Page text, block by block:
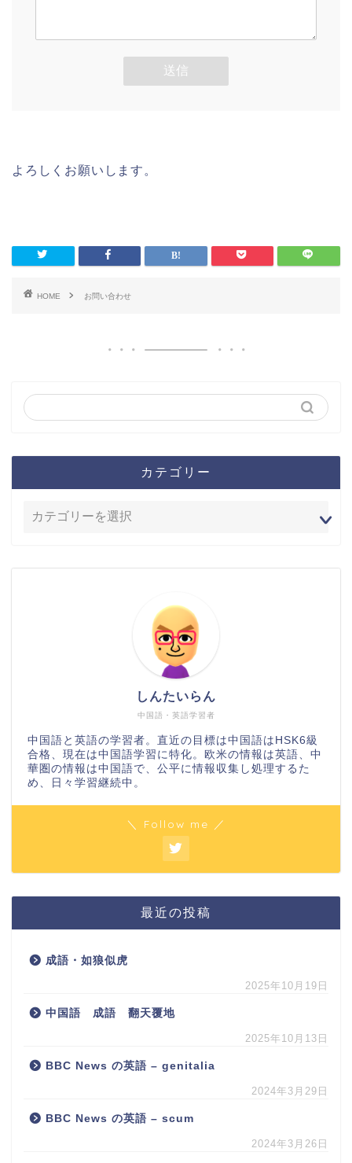
よろしくお願いします。
HOME お問い合わせ
カテゴリー
中国語・英語学習者
しんたいらん
中国語と英語の学習者。直近の目標は中国語はHSK6級
合格、現在は中国語学習に特化。欧米の情報は英語、中
華圏の情報は中国語で、公平に情報収集し処理するた
め、日々学習継続中。
＼ Follow me ／
最近の投稿
成語・如狼似虎
2025年10月19日
中国語 成語 翻天覆地
2025年10月13日
BBC News の英語 – genitalia
2024年3月29日
BBC News の英語 – scum
2024年3月26日